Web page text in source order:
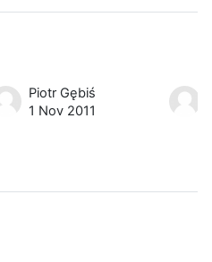
Piotr Gębiś
1 Nov 2011